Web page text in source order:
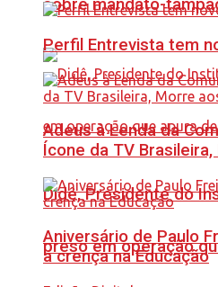
sobre mandato-
Didê, Presidente do
preso em operação
Perfil Entrevista tem
Adeus à Lenda da
Ícone da TV
Aniversário de Paulo
a crença na Educação